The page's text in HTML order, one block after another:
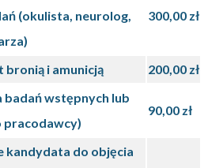
(okulista, neurolog,
300,00 zł
i amunicją
200,00 zł
badań wstępnych lub
pracodawcy)
90,00 zł
kandydata do objęcia